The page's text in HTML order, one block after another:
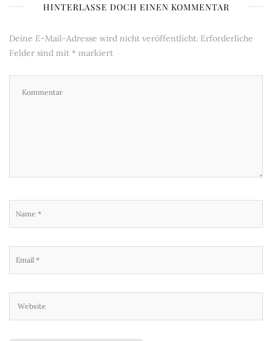
HINTERLASSE DOCH EINEN KOMMENTAR
Deine E-Mail-Adresse wird nicht veröffentlicht. Erforderliche
Felder sind mit * markiert